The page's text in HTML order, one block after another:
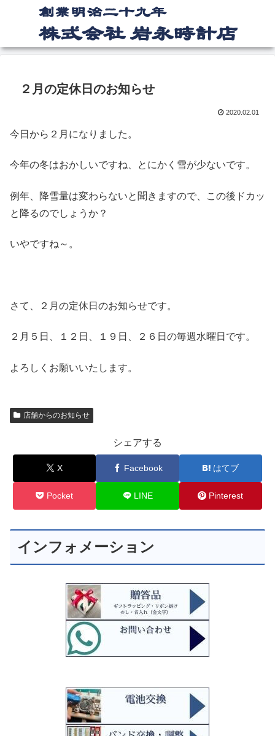
２月の定休日のお知らせ
2020.02.01
今日から２月になりました。
今年の冬はおかしいですね、とにかく雪が少ないです。
例年、降雪量は変わらないと聞きますので、この後ドカッ
と降るのでしょうか？
いやですね～。
さて、２月の定休日のお知らせです。
２月５日、１２日、１９日、２６日の毎週水曜日です。
よろしくお願いいたします。
店舗からのお知らせ
シェアする
X Facebook はてブ
Pocket LINE Pinterest
インフォメーション